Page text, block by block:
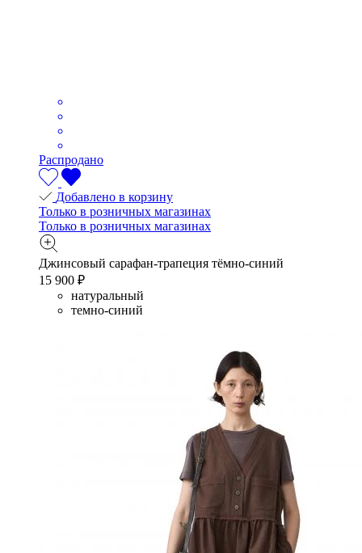
Распродано
Добавлено в корзину
Только в розничных магазинах
Только в розничных магазинах
Джинсовый сарафан-трапеция тёмно-синий
15 900 ₽
натуральный
темно-синий